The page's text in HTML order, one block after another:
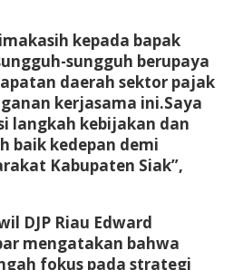
kepada bapak
sungguh berupaya
daerah sektor pajak
kerjasama ini.Saya
langkah kebijakan dan
baik kedepan demi
Kabupaten Siak”,
DJP Riau Edward
mengatakan bahwa
fokus pada strategi